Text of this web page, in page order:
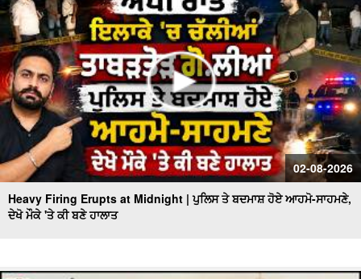
02-08-2026
Heavy Firing Erupts at Midnight | ਪੁਲਿਸ ਤੇ ਬਦਮਾਸ਼ ਹੋਏ ਆਹਮੋ-ਸਾਹਮਣੇ,
ਦੇਖੋ ਮੌਕੇ 'ਤੇ ਕੀ ਬਣੇ ਹਾਲਾਤ